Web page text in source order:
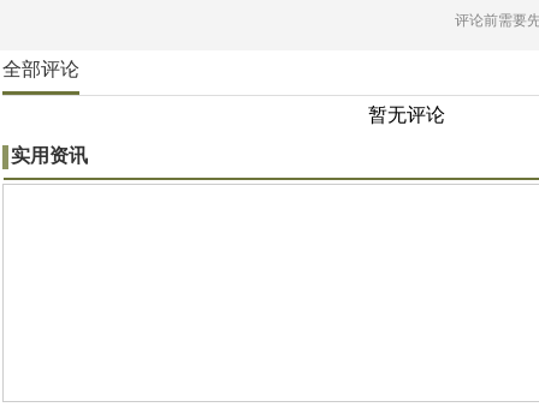
评论前需要
全部评论
暂无评论
实用资讯